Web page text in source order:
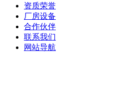
资质荣誉
厂房设备
合作伙伴
联系我们
网站导航